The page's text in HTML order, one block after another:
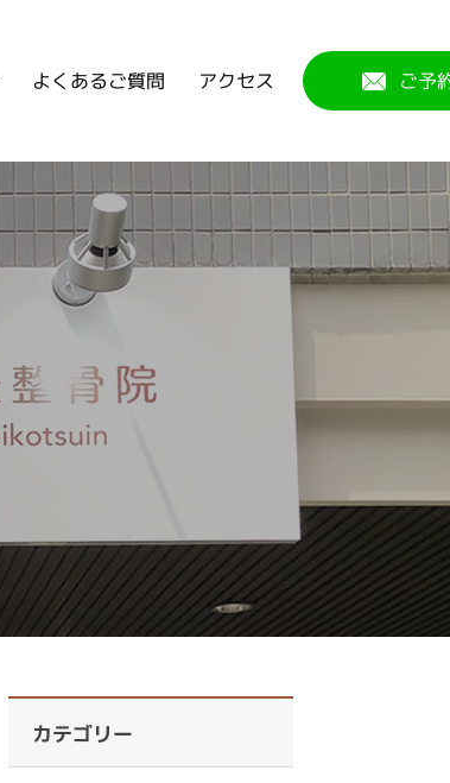
よくあるご質問 アクセス ご予
カテゴリー